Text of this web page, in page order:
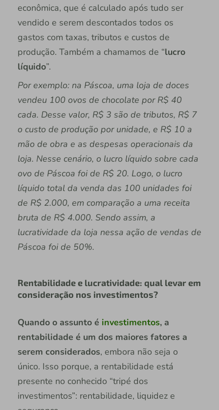
econômica, que é calculado após tudo ser
vendido e serem descontados todos os
gastos com taxas, tributos e custos de
produção. Também a chamamos de “lucro
líquido”.
Por exemplo: na Páscoa, uma loja de doces
vendeu 100 ovos de chocolate por R$ 40
cada. Desse valor, R$ 3 são de tributos, R$ 7
o custo de produção por unidade, e R$ 10 a
mão de obra e as despesas operacionais da
loja. Nesse cenário, o lucro líquido sobre cada
ovo de Páscoa foi de R$ 20. Logo, o lucro
líquido total da venda das 100 unidades foi
de R$ 2.000, em comparação a uma receita
bruta de R$ 4.000. Sendo assim, a
lucratividade da loja nessa ação de vendas de
Páscoa foi de 50%.
Rentabilidade e lucratividade: qual levar em
consideração nos investimentos?
Quando o assunto é investimentos, a
rentabilidade é um dos maiores fatores a
serem considerados, embora não seja o
único. Isso porque, a rentabilidade está
presente no conhecido “tripé dos
investimentos”: rentabilidade, liquidez e